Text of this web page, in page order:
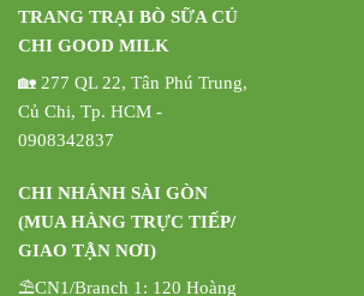
TRANG TRẠI BÒ SỮA CỦ
CHI GOOD MILK
🏡 277 QL 22, Tân Phú Trung,
Củ Chi, Tp. HCM -
0908342837
CHI NHÁNH SÀI GÒN
(MUA HÀNG TRỰC TIẾP/
GIAO TẬN NƠI)
⛱️CN1/Branch 1: 120 Hoàng